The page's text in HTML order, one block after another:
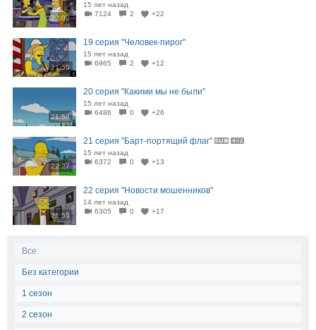
22:00
15 лет назад
7124
2 +22
21:59
19 серия "Человек-пирог"
15 лет назад
6965
2 +12
21:58
20 серия "Какими мы не были"
15 лет назад
6486
0 +26
22:27
21 серия "Барт-портящий флаг"
15 лет назад
6372
0 +13
21:59
22 серия "Новости мошенников"
14 лет назад
6305
0 +17
Все
Без категории
1 сезон
2 сезон